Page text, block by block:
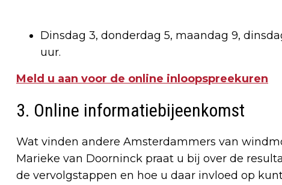
Dinsdag 3, donderdag 5, maandag 9,
uur.
Meld u aan voor de online inloopspreekuren
3. Online informatiebijeenkomst
Wat vinden andere Amsterdammers van
Marieke van Doorninck praat u bij over de
de vervolgstappen en hoe u daar invloed op